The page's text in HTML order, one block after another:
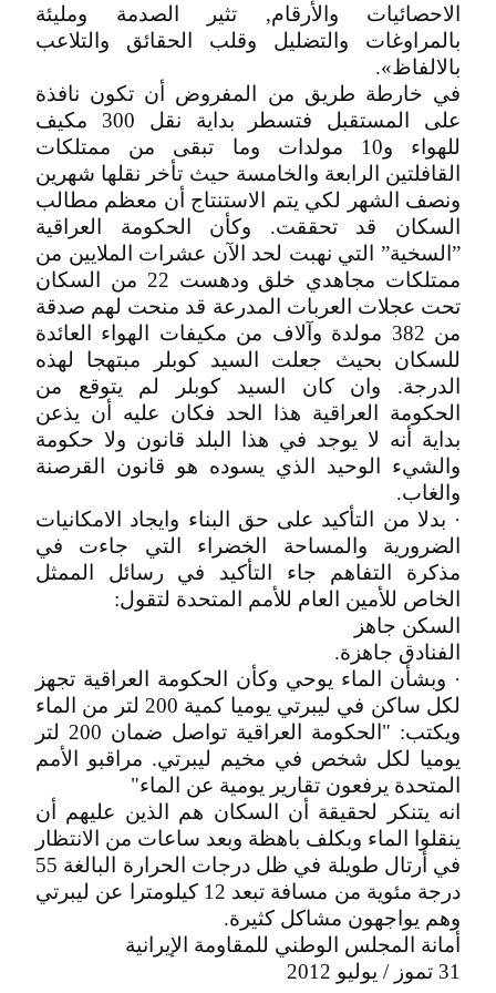
الاحصائيات والأرقام, تثير الصدمة ومليئة
بالمراوغات والتضليل وقلب الحقائق والتلاعب
بالالفاظ».
في خارطة طريق من المفروض أن تكون نافذة
على المستقبل فتسطر بداية نقل 300 مكيف
للهواء و10 مولدات وما تبقى من ممتلكات
القافلتين الرابعة والخامسة حيث تأخر نقلها شهرين
ونصف الشهر لكي يتم الاستنتاج أن معظم مطالب
السكان قد تحققت. وكأن الحكومة العراقية
”السخية” التي نهبت لحد الآن عشرات الملايين من
ممتلكات مجاهدي خلق ودهست 22 من السكان
تحت عجلات العربات المدرعة قد منحت لهم صدقة
من 382 مولدة وآلاف من مكيفات الهواء العائدة
للسكان بحيث جعلت السيد كوبلر مبتهجا لهذه
الدرجة. وان كان السيد كوبلر لم يتوقع من
الحكومة العراقية هذا الحد فكان عليه أن يذعن
بداية أنه لا يوجد في هذا البلد قانون ولا حكومة
والشيء الوحيد الذي يسوده هو قانون القرصنة
والغاب.
· بدلا من التأكيد على حق البناء وايجاد الامكانيات
الضرورية والمساحة الخضراء التي جاءت في
مذكرة التفاهم جاء التأكيد في رسائل الممثل
الخاص للأمين العام للأمم المتحدة لتقول:
السكن جاهز
الفنادق جاهزة.
· وبشأن الماء يوحي وكأن الحكومة العراقية تجهز
لكل ساكن في ليبرتي يوميا كمية 200 لتر من الماء
ويكتب: "الحكومة العراقية تواصل ضمان 200 لتر
يوميا لكل شخص في مخيم ليبرتي. مراقبو الأمم
المتحدة يرفعون تقارير يومية عن الماء"
انه يتنكر لحقيقة أن السكان هم الذين عليهم أن
ينقلوا الماء وبكلف باهظة وبعد ساعات من الانتظار
في أرتال طويلة في ظل درجات الحرارة البالغة 55
درجة مئوية من مسافة تبعد 12 كيلومترا عن ليبرتي
وهم يواجهون مشاكل كثيرة.
أمانة المجلس الوطني للمقاومة الإيرانية
31 تموز / يوليو 2012